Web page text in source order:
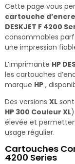
Cette page vous
cartouche
DESKJET F 4200
consommables
une impression
L’imprimante HP
les cartouches
marque HP ,
Des versions XL
HP 300 Couleur XL
élevée et
usage régulier.
Cartouches
4200 Series